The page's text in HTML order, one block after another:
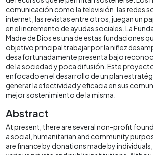
comunicación como la televisión, las redes
internet, las revistas entre otros, juegan un
en el incremento de ayudas sociales. La
Madre de Dios es una de estas fundaciones
objetivo principal trabajar por la niñez
desafortunadamente presenta bajo
de la sociedad y poca difusión. Este
enfocado en el desarrollo de un plan
generar la efectividad y eficacia en sus
mejor sostenimiento de la misma.
Abstract
At present, there are several non-profit
a social, humanitarian and community
are finance by donations made by